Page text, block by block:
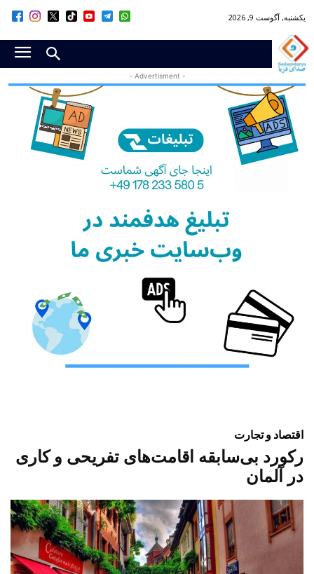
یکشنبه, آگوست 9, 2026
- Advertisment -
اقتصاد و تجارت
رکورد بی‌سابقه اقامت‌های تفریحی و کاری
در آلمان